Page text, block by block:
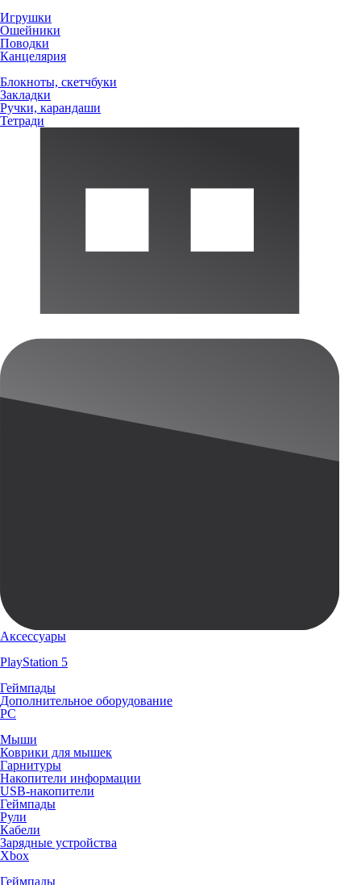
Игрушки
Ошейники
Поводки
Канцелярия
Блокноты, скетчбуки
Закладки
Ручки, карандаши
Тетради
Аксессуары
PlayStation 5
Геймпады
Дополнительное оборудование
PC
Мыши
Коврики для мышек
Гарнитуры
Накопители информации
USB-накопители
Геймпады
Рули
Кабели
Зарядные устройства
Xbox
Геймпады